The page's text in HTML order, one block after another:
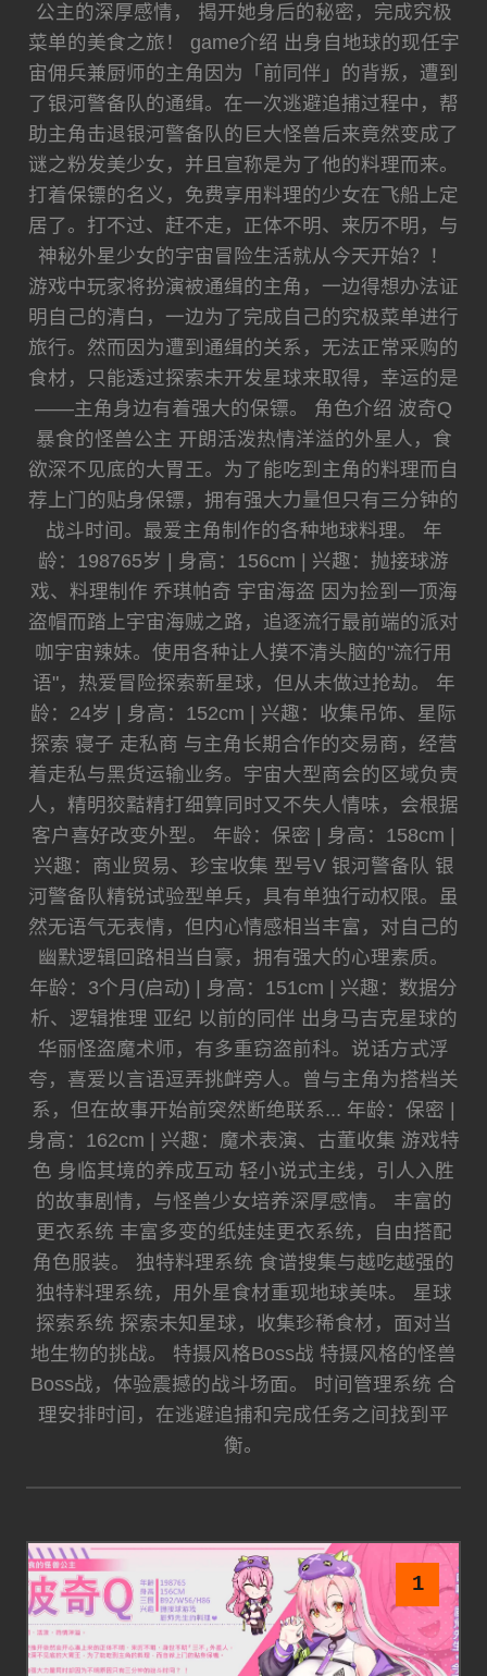
公主的深厚感情， 揭开她身后的秘密，完成究极
菜单的美食之旅！ game介绍 出身自地球的现任宇
宙佣兵兼厨师的主角因为「前同伴」的背叛，遭到
了银河警备队的通缉。在一次逃避追捕过程中，帮
助主角击退银河警备队的巨大怪兽后来竟然变成了
谜之粉发美少女，并且宣称是为了他的料理而来。
打着保镖的名义，免费享用料理的少女在飞船上定
居了。打不过、赶不走，正体不明、来历不明，与
神秘外星少女的宇宙冒险生活就从今天开始？！
游戏中玩家将扮演被通缉的主角，一边得想办法证
明自己的清白，一边为了完成自己的究极菜单进行
旅行。然而因为遭到通缉的关系，无法正常采购的
食材，只能透过探索未开发星球来取得，幸运的是
——主角身边有着强大的保镖。 角色介绍 波奇Q
暴食的怪兽公主 开朗活泼热情洋溢的外星人，食
欲深不见底的大胃王。为了能吃到主角的料理而自
荐上门的贴身保镖，拥有强大力量但只有三分钟的
战斗时间。最爱主角制作的各种地球料理。 年
龄：198765岁 | 身高：156cm | 兴趣：抛接球游
戏、料理制作 乔琪帕奇 宇宙海盗 因为捡到一顶海
盗帽而踏上宇宙海贼之路，追逐流行最前端的派对
咖宇宙辣妹。使用各种让人摸不清头脑的"流行用
语"，热爱冒险探索新星球，但从未做过抢劫。 年
龄：24岁 | 身高：152cm | 兴趣：收集吊饰、星际
探索 寝子 走私商 与主角长期合作的交易商，经营
着走私与黑货运输业务。宇宙大型商会的区域负责
人，精明狡黠精打细算同时又不失人情味，会根据
客户喜好改变外型。 年龄：保密 | 身高：158cm |
兴趣：商业贸易、珍宝收集 型号V 银河警备队 银
河警备队精锐试验型单兵，具有单独行动权限。虽
然无语气无表情，但内心情感相当丰富，对自己的
幽默逻辑回路相当自豪，拥有强大的心理素质。
年龄：3个月(启动) | 身高：151cm | 兴趣：数据分
析、逻辑推理 亚纪 以前的同伴 出身马吉克星球的
华丽怪盗魔术师，有多重窃盗前科。说话方式浮
夸，喜爱以言语逗弄挑衅旁人。曾与主角为搭档关
系，但在故事开始前突然断绝联系... 年龄：保密 |
身高：162cm | 兴趣：魔术表演、古董收集 游戏特
色 身临其境的养成互动 轻小说式主线，引人入胜
的故事剧情，与怪兽少女培养深厚感情。 丰富的
更衣系统 丰富多变的纸娃娃更衣系统，自由搭配
角色服装。 独特料理系统 食谱搜集与越吃越强的
独特料理系统，用外星食材重现地球美味。 星球
探索系统 探索未知星球，收集珍稀食材，面对当
地生物的挑战。 特摄风格Boss战 特摄风格的怪兽
Boss战，体验震撼的战斗场面。 时间管理系统 合
理安排时间，在逃避追捕和完成任务之间找到平
衡。
1